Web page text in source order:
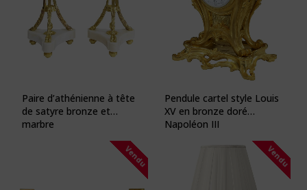
Paire d’athénienne à tête
de satyre bronze et
marbre
Pendule cartel style Louis
XV en bronze doré
Napoléon III
Vendu Vendu